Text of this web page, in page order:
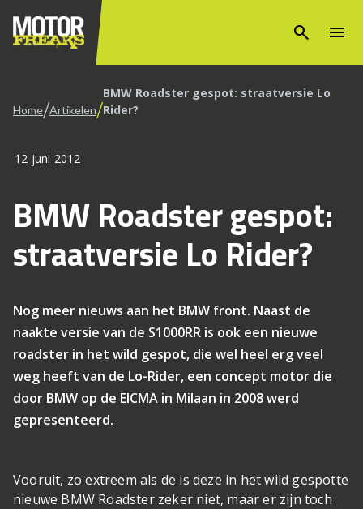
search menu
Home/Artikelen/BMW Roadster gespot: straatversie Lo
Rider?
12 juni 2012
BMW Roadster gespot:
straatversie Lo Rider?
Nog meer nieuws aan het BMW front. Naast de
naakte versie van de S1000RR is ook een nieuwe
roadster in het wild gespot, die wel heel erg veel
weg heeft van de Lo-Rider, een concept motor die
door BMW op de EICMA in Milaan in 2008 werd
gepresenteerd.
Vooruit, zo extreem als de is deze in het wild gespotte
nieuwe BMW Roadster zeker niet, maar er zijn toch